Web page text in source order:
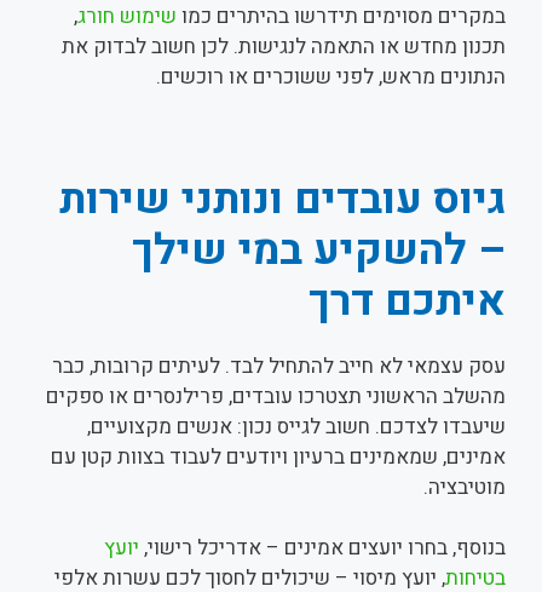
במקרים מסוימים תידרשו בהיתרים כמו שימוש חורג,
תכנון מחדש או התאמה לנגישות. לכן חשוב לבדוק את
הנתונים מראש, לפני ששוכרים או רוכשים.
גיוס עובדים ונותני שירות
– להשקיע במי שילך
איתכם דרך
עסק עצמאי לא חייב להתחיל לבד. לעיתים קרובות, כבר
מהשלב הראשוני תצטרכו עובדים, פרילנסרים או ספקים
שיעבדו לצדכם. חשוב לגייס נכון: אנשים מקצועיים,
אמינים, שמאמינים ברעיון ויודעים לעבוד בצוות קטן עם
מוטיבציה.
בנוסף, בחרו יועצים אמינים – אדריכל רישוי, יועץ
בטיחות, יועץ מיסוי – שיכולים לחסוך לכם עשרות אלפי